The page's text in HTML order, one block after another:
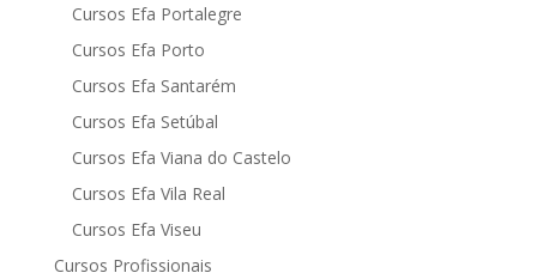
Cursos Efa Portalegre
Cursos Efa Porto
Cursos Efa Santarém
Cursos Efa Setúbal
Cursos Efa Viana do Castelo
Cursos Efa Vila Real
Cursos Efa Viseu
Cursos Profissionais